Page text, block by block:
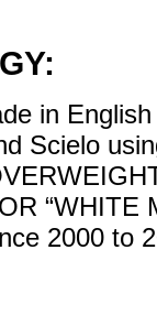
in
Scielo
“WHITE
2000 to